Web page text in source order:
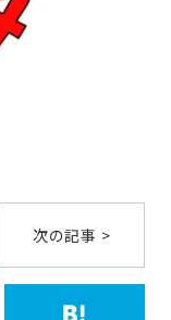
次の記事 >